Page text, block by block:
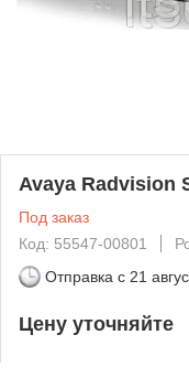
Avaya Radvision
Под заказ
Код: 55547-00801
Отправка с 21
Цену уточняйте